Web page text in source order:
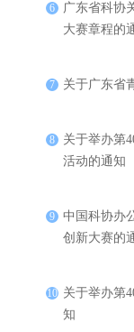
6
广东省科协
大赛章程的
7
关于广东省
8
关于举办第
活动的通知
9
中国科协办
创新大赛的
10 关于举办第
知